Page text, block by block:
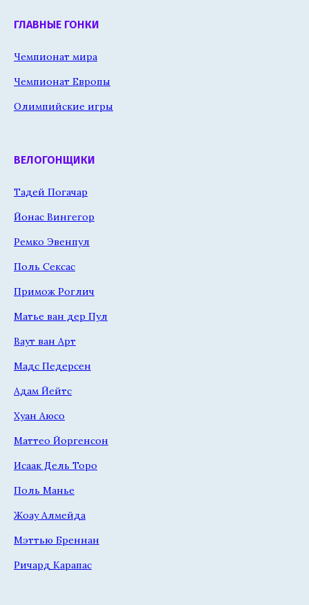
ГЛАВНЫЕ ГОНКИ
Чемпионат мира
Чемпионат Европы
Олимпийские игры
ВЕЛОГОНЩИКИ
Тадей Погачар
Йонас Вингегор
Ремко Эвенпул
Поль Сексас
Примож Роглич
Матье ван дер Пул
Ваут ван Арт
Мадс Педерсен
Адам Йейтс
Хуан Аюсо
Маттео Йоргенсон
Исаак Дель Торо
Поль Манье
Жоау Алмейда
Мэттью Бреннан
Ричард Карапас